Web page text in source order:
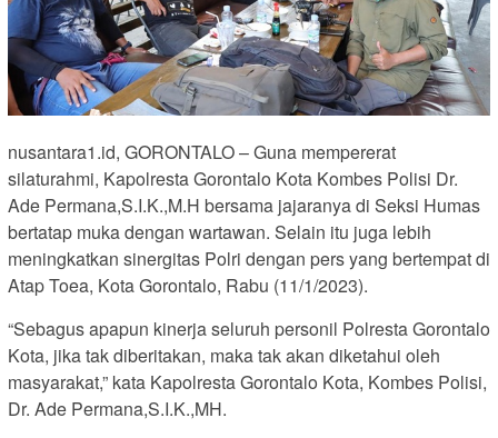
nusantara1.id, GORONTALO – Guna mempererat
silaturahmi, Kapolresta Gorontalo Kota Kombes Polisi Dr.
Ade Permana,S.I.K.,M.H bersama jajaranya di Seksi Humas
bertatap muka dengan wartawan. Selain itu juga lebih
meningkatkan sinergitas Polri dengan pers yang bertempat di
Atap Toea, Kota Gorontalo, Rabu (11/1/2023).
“Sebagus apapun kinerja seluruh personil Polresta Gorontalo
Kota, jika tak diberitakan, maka tak akan diketahui oleh
masyarakat,” kata Kapolresta Gorontalo Kota, Kombes Polisi,
Dr. Ade Permana,S.I.K.,MH.